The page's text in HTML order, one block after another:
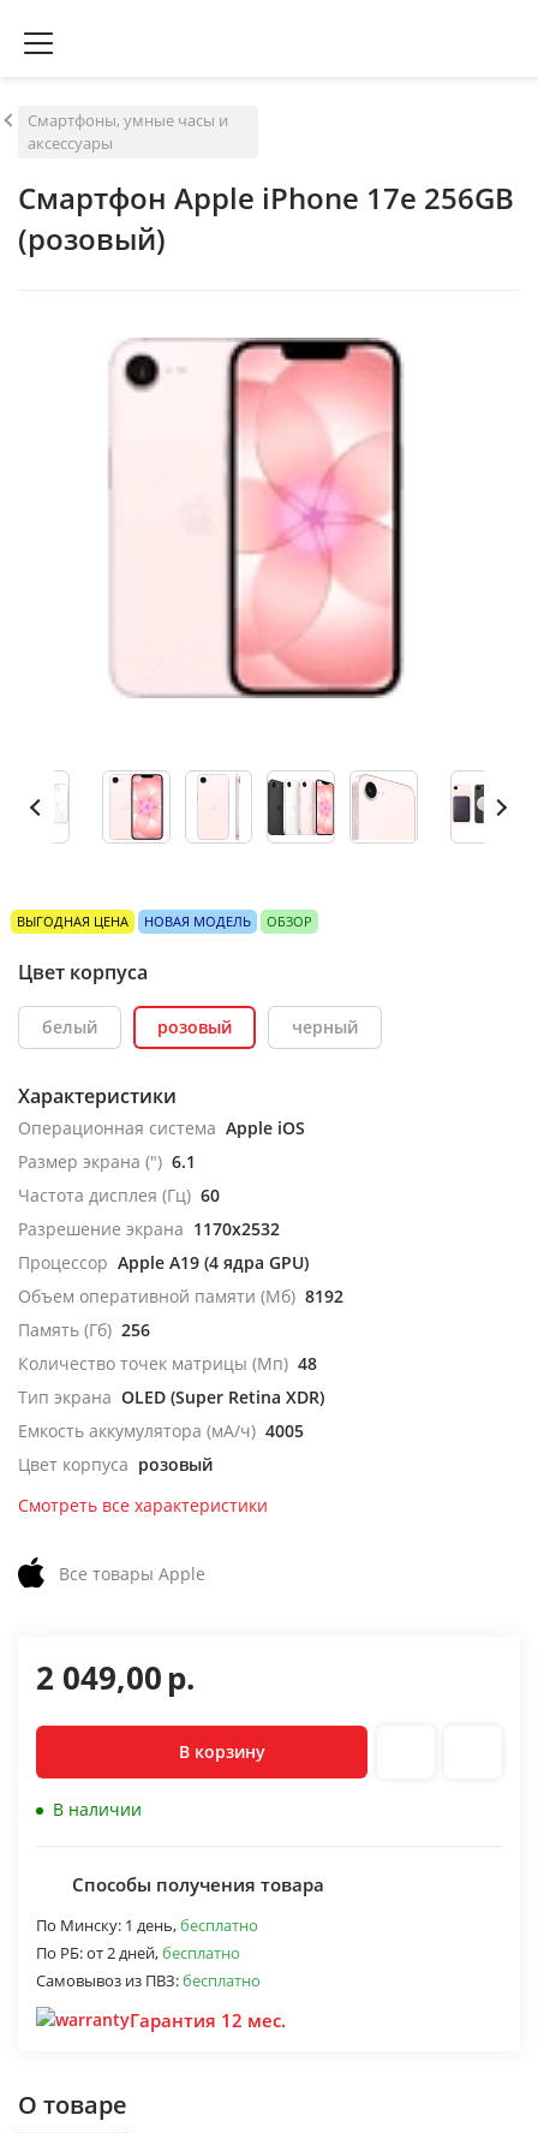
Смартфоны, умные часы и
аксессуары
Смартфон Apple iPhone 17e 256GB
(розовый)
ВЫГОДНАЯ ЦЕНА НОВАЯ МОДЕЛЬ ОБЗОР
Цвет корпуса
белый розовый черный
Характеристики
Операционная система Apple iOS
Размер экрана (") 6.1
Частота дисплея (Гц) 60
Разрешение экрана 1170x2532
Процессор Apple A19 (4 ядра GPU)
Объем оперативной памяти (Мб) 8192
Память (Гб) 256
Количество точек матрицы (Мп) 48
Тип экрана OLED (Super Retina XDR)
Емкость аккумулятора (мА/ч) 4005
Цвет корпуса розовый
Смотреть все характеристики
Все товары Apple
2 049,00р.
В корзину
В наличии
Способы получения товара
По Минску: 1 день,бесплатно
По РБ:от 2 дней,бесплатно
Самовывоз из ПВЗ:бесплатно
Гарантия 12 мес.
О товаре